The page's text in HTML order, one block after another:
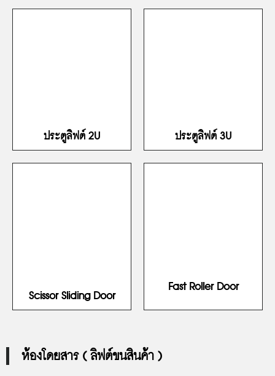
ประตูลิฟต์ 2U ประตูลิฟต์ 3U
Scissor Sliding Door Fast Roller Door
ห้องโดยสาร ( ลิฟต์ขนสินค้า )